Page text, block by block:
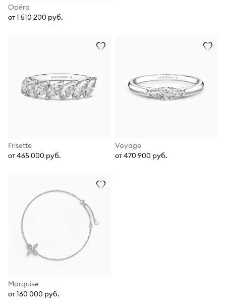
Opéra
от 1 510 200 руб.
Frisette
от 465 000 руб.
Voyage
от 470 900 руб.
Marquise
от 160 000 руб.